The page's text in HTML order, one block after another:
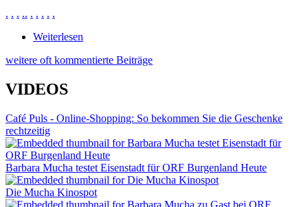
. . . .. . . . . .
Weiterlesen
weitere oft kommentierte Beiträge
VIDEOS
Café Puls - Online-Shopping: So bekommen Sie die Geschenke
rechtzeitig
Barbara Mucha testet Eisenstadt für ORF Burgenland Heute
Die Mucha Kinospot